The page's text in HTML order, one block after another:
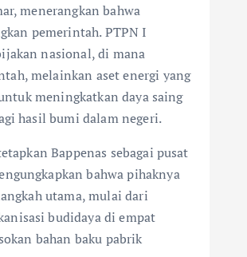
menerangkan bahwa
pemerintah. PTPN I
nasional, di mana
melainkan aset energi yang
meningkatkan daya saing
hasil bumi dalam negeri.
Bappenas sebagai pusat
bahwa pihaknya
utama, mulai dari
budidaya di empat
bahan baku pabrik